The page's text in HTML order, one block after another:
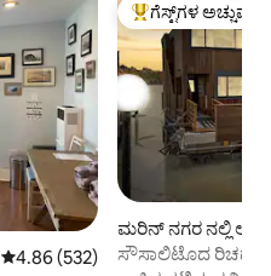
5 ರಲ್ಲಿ 4.86 ಸರಾಸರಿ ರೇಟಿಂಗ್, 532
4.86 (532)
ಗೆಸ್ಟ್‌ಗಳಿಗೆ ಅತಿ ಹೆಚ್ಚು
ಗೆಸ್ಟ್‌ಗಳ
ಮರಿನ್ ನಗರ ನಲ್ಲಿ
ಸೌಸಾಲಿಟೊದ